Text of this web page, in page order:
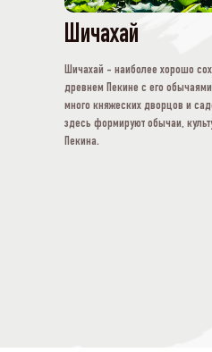
Шичахай
Шичахай - наиболее хорошо
древнем Пекине с его
много княжеских дворцов и
здесь формируют обычаи,
Пекина.